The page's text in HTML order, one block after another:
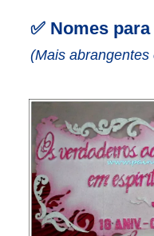
✅ Nomes
(Mais abrangentes